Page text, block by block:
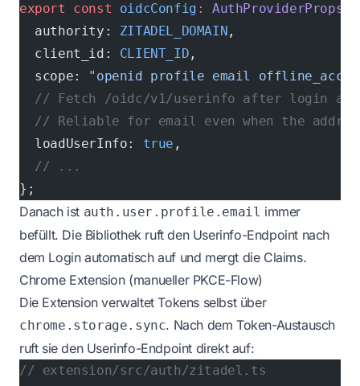
export const oidcConfig : AuthProviderProps
  authority:
ZITADEL_DOMAIN ,
  client_id:
CLIENT_ID ,
  scope:
"openid profile email
// Fetch /oidc/v1/userinfo after login
// Reliable for email even when the
  loadUserInfo:
true ,
  // ...
};
Danach ist auth.user.profile.email immer
befüllt. Die Bibliothek ruft den Userinfo-Endpoint nach
dem Login automatisch auf und mergt die Claims.
Chrome Extension (manueller PKCE-Flow)
Die Extension verwaltet Tokens selbst über
chrome.storage.sync. Nach dem Token-Austausch
ruft sie den Userinfo-Endpoint direkt auf:
// extension/src/auth/zitadel.ts